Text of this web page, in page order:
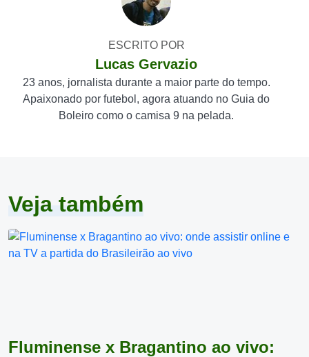
ESCRITO POR
Lucas Gervazio
23 anos, jornalista durante a maior parte do tempo.
Apaixonado por futebol, agora atuando no Guia do
Boleiro como o camisa 9 na pelada.
Veja também
Fluminense x Bragantino ao vivo: